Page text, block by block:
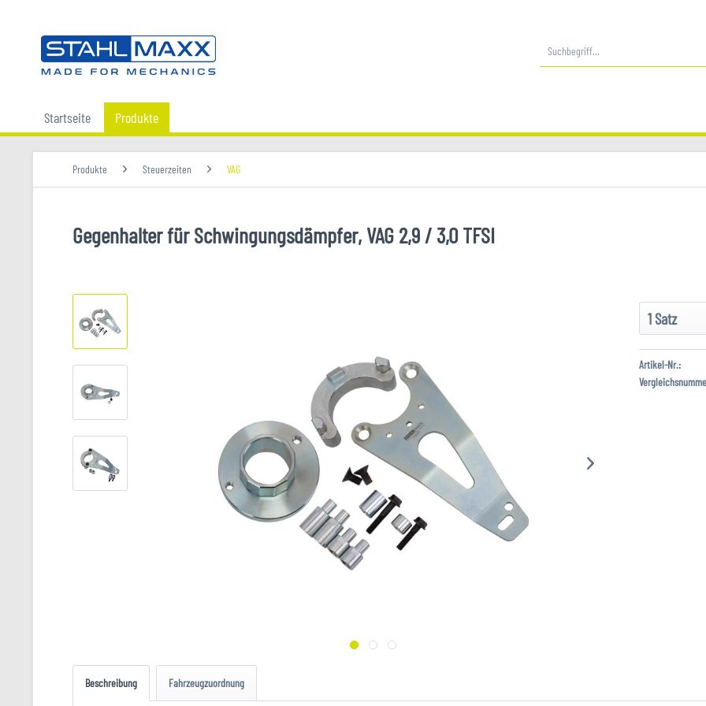
Startseite Produkte
Produkte Steuerzeiten VAG
Gegenhalter für Schwingungsdämpfer, VAG 2,9 / 3,0 TFSI
Artikel-Nr.:
Beschreibung Fahrzeugzuordnung